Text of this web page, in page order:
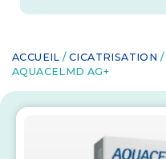
ACCUEIL /CICATRISATION /
AQUACELMD AG+